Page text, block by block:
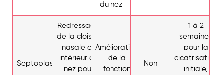
du nez
Septoplastie
Redressage
de la cloison
nasale en
intérieur du
nez pour
Amélioration
de la
fonction
Non
1 à 2
semaines
pour la
cicatrisation
initiale,